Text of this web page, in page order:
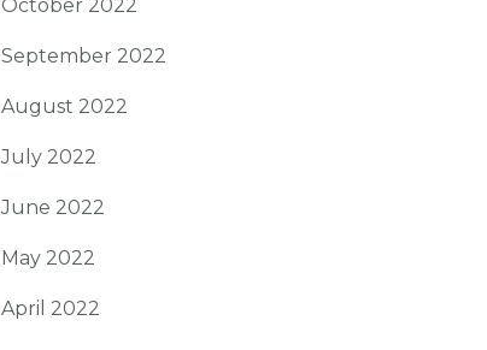
October 2022
September 2022
August 2022
July 2022
June 2022
May 2022
April 2022